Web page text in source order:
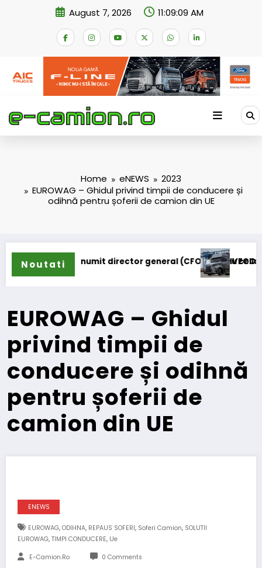
August 7, 2026 11:09:09 AM
Home eNEWS
2023
EUROWAG – Ghidul privind timpii de conducere și
odihnă pentru șoferii de camion din UE
Noutati
general (CFO) pentru cellcentricIVECO Strator se întoarce
EUROWAG – Ghidul
privind timpii de
conducere și odihnă
pentru șoferii de
camion din UE
ENEWS
EUROWAG, ODIHNA, REPAUS SOFERI, Soferi Camion, SOLUTII
EUROWAG, TIMPI CONDUCERE, Ue
E-Camion.ro 0 Comments